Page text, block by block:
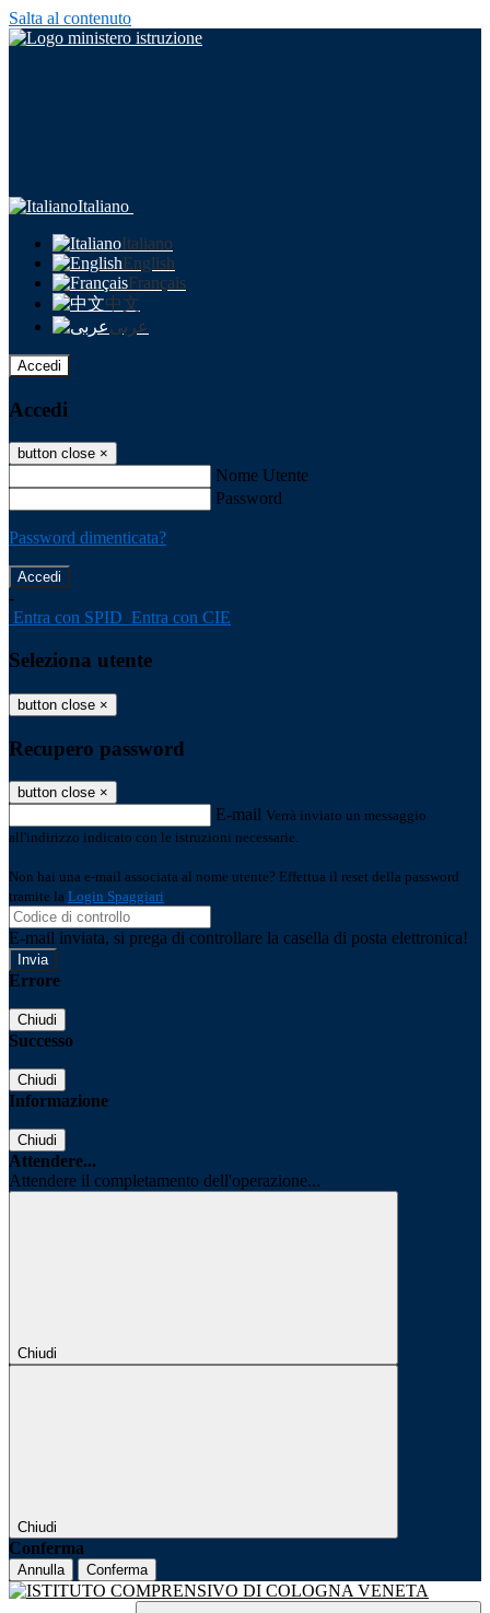
Salta al contenuto
Italiano
Italiano
English
Français
中文
عربى
Accedi
Accedi
button close ×
Nome Utente
Password
Password dimenticata?
-
Entra con SPID Entra con CIE
Seleziona utente
button close ×
Recupero password
button close ×
E-mail Verrà inviato un messaggio
all'indirizzo indicato con le istruzioni necessarie.
Non hai una e-mail associata al nome utente? Effettua il reset della password
tramite la Login Spaggiari
E-mail inviata, si prega di controllare la casella di posta elettronica!
Errore
Chiudi
Successo
Chiudi
Informazione
Chiudi
Attendere...
Attendere il completamento dell'operazione...
Chiudi
Chiudi
Conferma
Annulla Conferma